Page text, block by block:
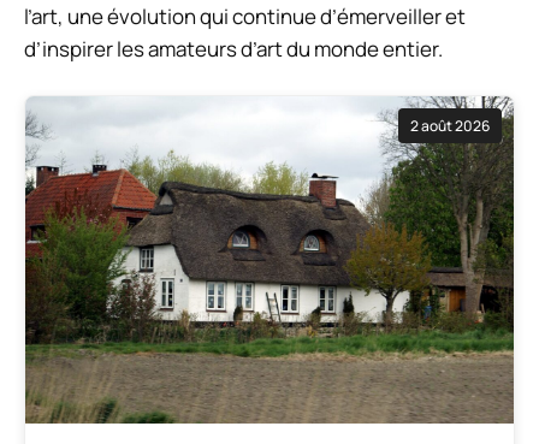
l’art, une évolution qui continue d’émerveiller et
d’inspirer les amateurs d’art du monde entier.
2 août 2026